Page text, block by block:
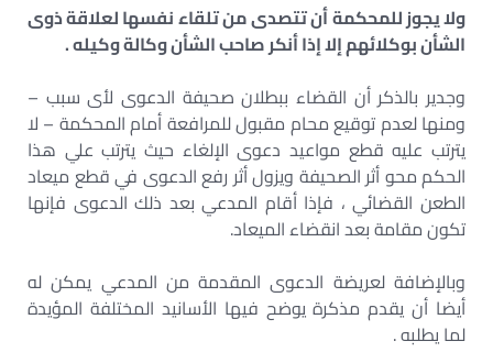
ولا يجوز للمحكمة أن تتصدى من تلقاء نفسها لعلاقة ذوى
الشأن بوكلائهم إلا إذا أنكر صاحب الشأن وكالة وكيله .
وجدير بالذكر أن القضاء ببطلان صحيفة الدعوى لأى سبب –
ومنها لعدم توقيع محام مقبول للمرافعة أمام المحكمة – لا
يترتب عليه قطع مواعيد دعوى الإلغاء حيث يترتب علي هذا
الحكم محو أثر الصحيفة ويزول أثر رفع الدعوى في قطع ميعاد
الطعن القضائي ، فإذا أقام المدعي بعد ذلك الدعوى فإنها
تكون مقامة بعد انقضاء الميعاد.
وبالإضافة لعريضة الدعوى المقدمة من المدعي يمكن له
أيضا أن يقدم مذكرة يوضح فيها الأسانيد المختلفة المؤيدة
لما يطلبه .